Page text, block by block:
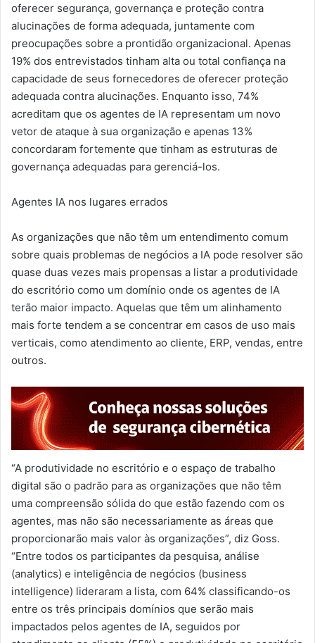
oferecer segurança, governança e proteção contra
alucinações de forma adequada, juntamente com
preocupações sobre a prontidão organizacional. Apenas
19% dos entrevistados tinham alta ou total confiança na
capacidade de seus fornecedores de oferecer proteção
adequada contra alucinações. Enquanto isso, 74%
acreditam que os agentes de IA representam um novo
vetor de ataque à sua organização e apenas 13%
concordaram fortemente que tinham as estruturas de
governança adequadas para gerenciá-los.
Agentes IA nos lugares errados
As organizações que não têm um entendimento comum
sobre quais problemas de negócios a IA pode resolver são
quase duas vezes mais propensas a listar a produtividade
do escritório como um domínio onde os agentes de IA
terão maior impacto. Aquelas que têm um alinhamento
mais forte tendem a se concentrar em casos de uso mais
verticais, como atendimento ao cliente, ERP, vendas, entre
outros.
“A produtividade no escritório e o espaço de trabalho
digital são o padrão para as organizações que não têm
uma compreensão sólida do que estão fazendo com os
agentes, mas não são necessariamente as áreas que
proporcionarão mais valor às organizações”, diz Goss.
“Entre todos os participantes da pesquisa, análise
(analytics) e inteligência de negócios (business
intelligence) lideraram a lista, com 64% classificando-os
entre os três principais domínios que serão mais
impactados pelos agentes de IA, seguidos por